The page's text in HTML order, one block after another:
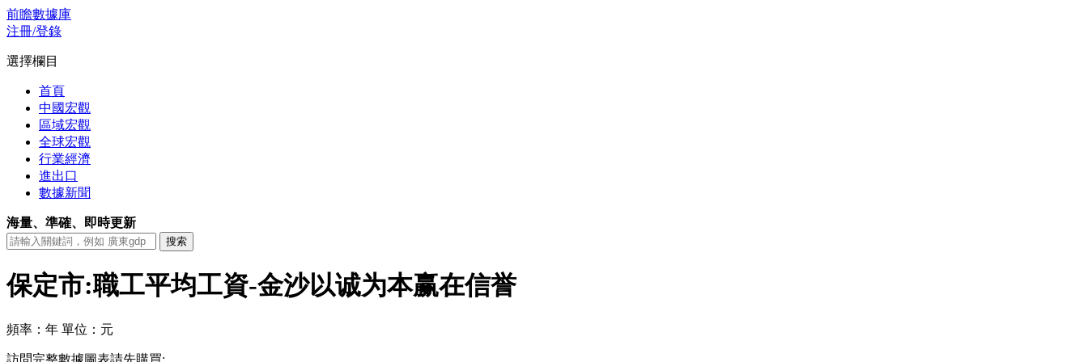
前瞻數據庫
注冊/登錄
選擇欄目
首頁
中國宏觀
區域宏觀
全球宏觀
行業經濟
進出口
數據新聞
海量、準確、即時更新
保定市:職工平均工資-金沙以诚为本赢在信誉
頻率：年 單位：元
訪問完整數據圖表請先購買: